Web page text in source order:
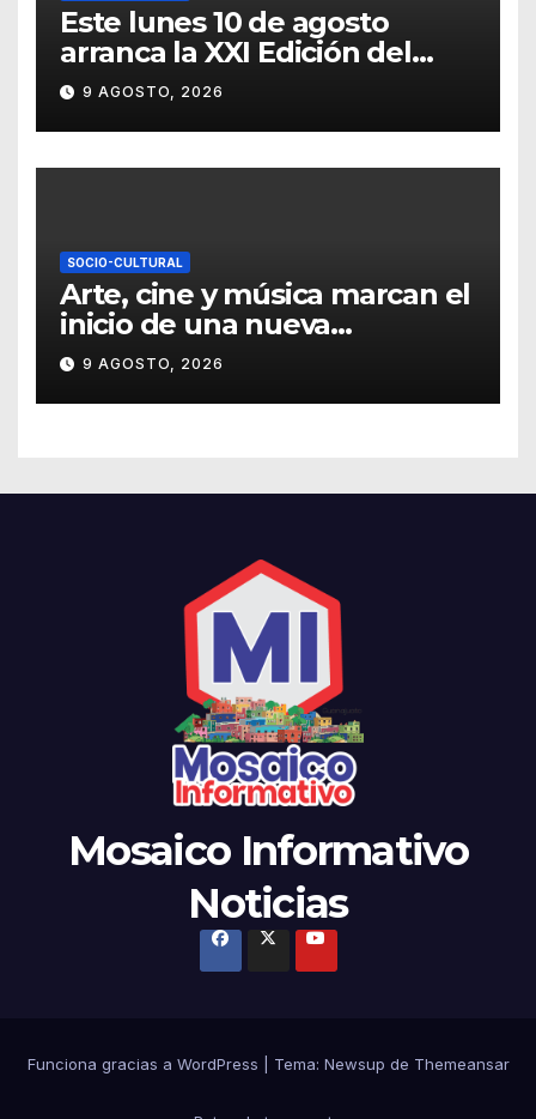
Este lunes 10 de agosto
arranca la XXI Edición del
Festival Internacional
Callejón del Ruido
9 AGOSTO, 2026
SOCIO-CULTURAL
Arte, cine y música marcan el
inicio de una nueva
temporada cultural en la UG
9 AGOSTO, 2026
Mosaico Informativo
Noticias
Funciona gracias a WordPress Tema: Newsup de Themeansar